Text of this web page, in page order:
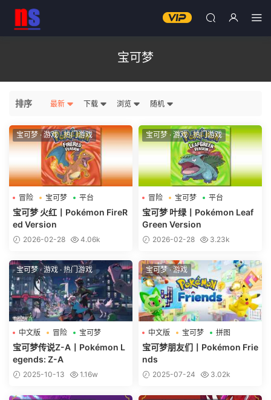
宝可梦
排序 最新 下载 浏览 随机
宝可梦·游戏·热门游戏
冒险 宝可梦 平台
宝可梦 火红丨Pokémon FireR
ed Version
2026-02-28 4.06k
宝可梦· 游戏·热门游戏
冒险 宝可梦 平台
宝可梦 叶绿丨Pokémon Leaf
Green Version
2026-02-28 3.23k
宝可梦·游戏 · 热门游戏
中文版 冒险 宝可梦
宝可梦传说Z-A丨Pokémon L
egends: Z-A
2025-10-13 1.16w
宝可梦·游戏
中文版 宝可梦 拼图
宝可梦朋友们丨Pokémon Frie
nds
2025-07-24 3.02k